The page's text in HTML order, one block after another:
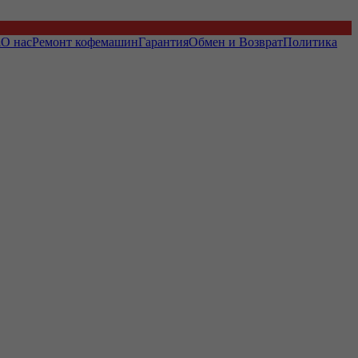
О насРемонт кофемашинГарантияОбмен и ВозвратПолитика